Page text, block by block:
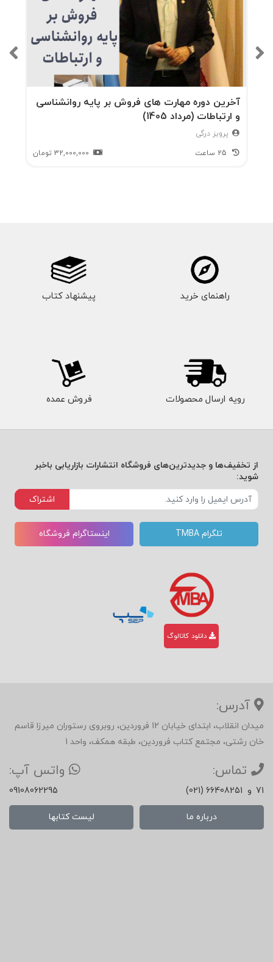
آخرین دوره مهارت های فروش بر پایه روانشناسی
و ارتباطات (مرداد 1405)
پرویز درگی
32,000,000 تومان
راهنمای خرید پیشنهاد کتاب
رویه ارسال محصولات فروش عمده
از تخفیف‌ها و جدیدترین‌های فروشگاه انتشارات بازاریابی باخبر
شوید:
اشتراک
تلگرام TMBA اینستاگرام فروشگاه
دانلود کاتالوگ
آدرس:
میدان انقلاب، ابتدای خیابان 12 فروردین، روبروی رستوران میرزا قاسم
خان رشتی، مجتمع کتاب فروردین، طبقه همکف، واحد 1
تماس:
(021) 66408251 و 71
واتس آپ:
09108062295
درباره ما لیست کتابها